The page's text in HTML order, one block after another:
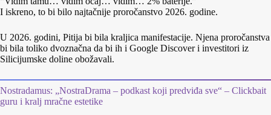
I iskreno, to bi bilo najtačnije proročanstvo 2026. godine.
U 2026. godini, Pitija bi bila kraljica manifestacije. Njena proročanstva
bi bila toliko dvoznačna da bi ih i Google Discover i investitori iz
Silicijumske doline obožavali.
Nostradamus: „NostraDrama – podkast koji predviđa sve“ – Clickbait
guru i kralj mračne estetike